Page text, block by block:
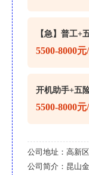
【急】普工+
5500-8000元
开机助手+五
5500-8000元
公司地址： 高新
公司简介： 昆山